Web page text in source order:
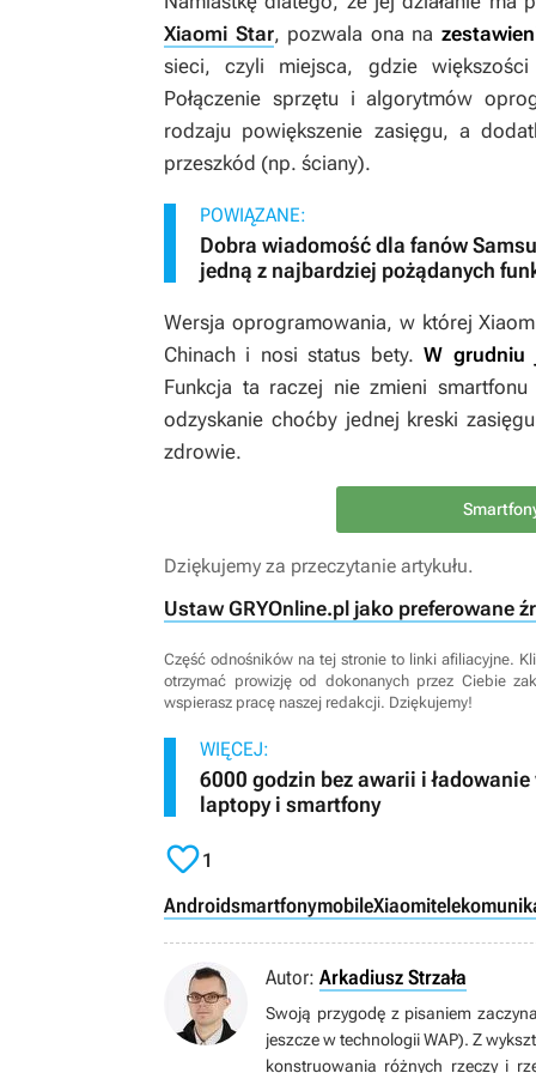
Xiaomi Star, pozwala ona na
sieci, czyli miejsca, gdzie
Połączenie sprzętu i algorytmów
rodzaju powiększenie zasięgu, a
przeszkód (np. ściany).
POWIĄZANE:
Dobra wiadomość dla fanów
jedną z najbardziej pożądanych
Wersja oprogramowania, w której
Chinach i nosi status bety.W grudniu
Funkcja ta raczej nie zmieni
odzyskanie choćby jednej kreski
zdrowie.
Dziękujemy za przeczytanie artykułu.
Ustaw GRYOnline.pl jako preferowane
Część odnośników na tej stronie to linki afiliacyjne.
otrzymać prowizję od dokonanych przez Ciebie
wspierasz pracę naszej redakcji. Dziękujemy!
WIĘCEJ:
6000 godzin bez awarii i
laptopy i smartfony
1
AndroidsmartfonymobileXiaomi
Autor: Arkadiusz Strzała
Swoją przygodę z pisaniem
jeszcze w technologii WAP). Z
konstruowania różnych rzeczy i